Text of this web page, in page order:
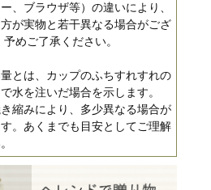
ー、ブラウザ等）の違いにより、
が実物と若干異なる場合がござ
めご了承ください。
とは、カップのふちすれすれの
水を注いだ場合を示します。
縮みにより、多少異なる場合が
。あくまでも目安としてご理解